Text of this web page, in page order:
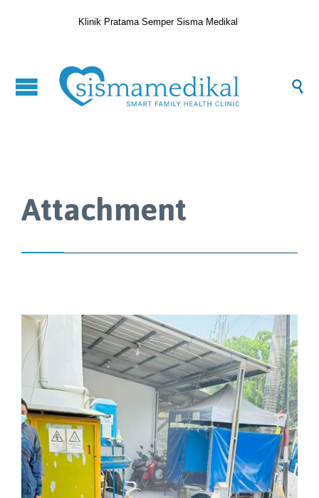
Klinik Pratama Semper Sisma Medikal

Attachment